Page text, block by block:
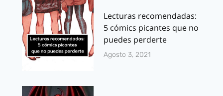
Lecturas recomendadas:
5 cómics picantes que no
puedes perderte
Agosto 3, 2021